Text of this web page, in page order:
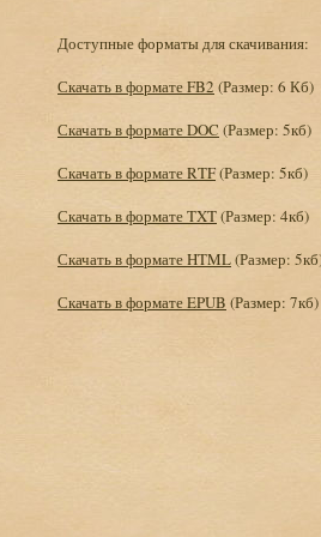
Доступные форматы для скачивания:
Скачать в формате FB2 (Размер: 6 Кб)
Скачать в формате DOC (Размер: 5кб)
Скачать в формате RTF(Размер: 5кб)
Скачать в формате TXT(Размер: 4кб)
Скачать в формате HTML(Размер:
Скачать в формате EPUB (Размер: 7кб)